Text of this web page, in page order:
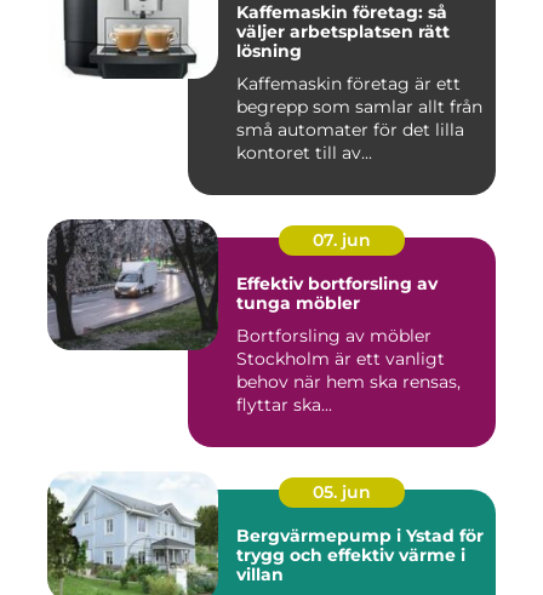
Kaffemaskin företag: så
väljer arbetsplatsen rätt
lösning
Kaffemaskin företag är ett
begrepp som samlar allt från
små automater för det lilla
kontoret till av...
07. jun
Effektiv bortforsling av
tunga möbler
Bortforsling av möbler
Stockholm är ett vanligt
behov när hem ska rensas,
flyttar ska...
05. jun
Bergvärmepump i Ystad för
trygg och effektiv värme i
villan